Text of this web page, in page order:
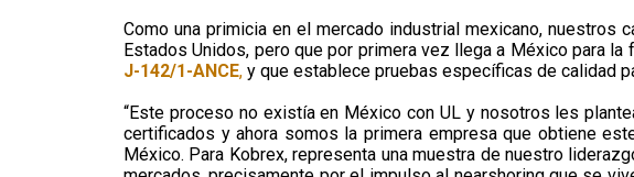
Como una primicia en el mercado industrial mexicano, nuestros
Estados Unidos, pero que por primera vez llega a México para
J-142/1-ANCE, y que establece pruebas específicas de calidad
“Este proceso no existía en México con UL y nosotros les
certificados y ahora somos la primera empresa que obtiene
México. Para Kobrex, representa una muestra de nuestro